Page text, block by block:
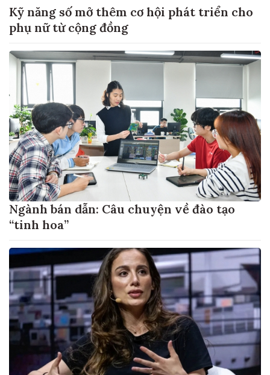
Kỹ năng số mở thêm cơ hội phát triển cho
phụ nữ từ cộng đồng
Ngành bán dẫn: Câu chuyện về đào tạo
“tinh hoa”